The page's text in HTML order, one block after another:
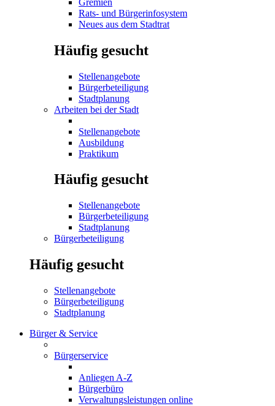
Rats- und Bürgerinfosystem
Neues aus dem Stadtrat
Häufig gesucht
Stellenangebote
Bürgerbeteiligung
Stadtplanung
Arbeiten bei der Stadt
Stellenangebote
Ausbildung
Praktikum
Häufig gesucht
Stellenangebote
Bürgerbeteiligung
Stadtplanung
Bürgerbeteiligung
Häufig gesucht
Stellenangebote
Bürgerbeteiligung
Stadtplanung
Bürger & Service
Bürgerservice
Anliegen A-Z
Bürgerbüro
Verwaltungsleistungen online